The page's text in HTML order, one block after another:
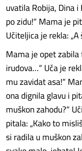
uvatila Robija, Dina
po zidu!“ Mama je
Učiteljica je rekla:
Mama je opet
irudova…“ Uča je
mu zavidat asa!“
ona dignila glavu i
muškon zahodu?“
pitala: „Kako to
si radila u muškon